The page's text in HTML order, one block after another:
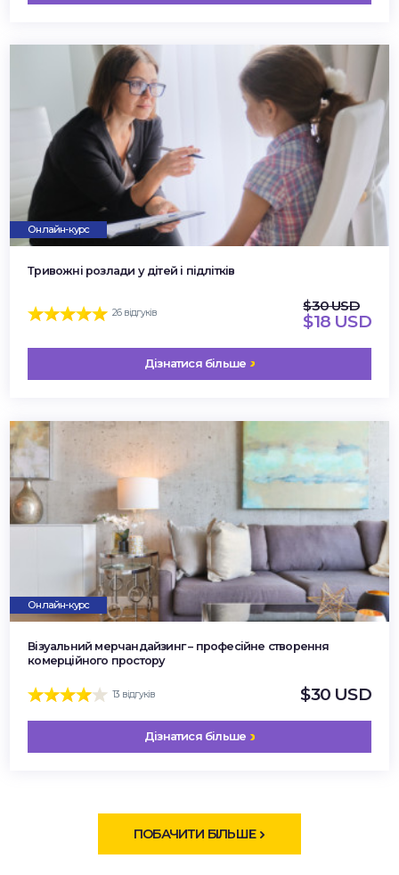
Онлайн-курс
Тривожні розлади у дітей і підлітків
26 відгуків $30 USD
$18 USD
Дізнатися більше
Онлайн-курс
Візуальний мерчандайзинг – професійне створення
комерційного простору
13 відгуків $30 USD
Дізнатися більше
ПОБАЧИТИ БІЛЬШЕ